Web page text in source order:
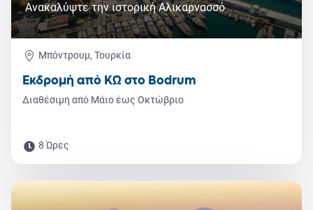
Ανακαλύψτε την ιστορική Αλικαρνασσό
Μπόντρουμ, Τουρκία
Εκδρομή από ΚΩ στο Bodrum
Διαθέσιμη από Μάιο έως Οκτώβριο
8 Ώρες